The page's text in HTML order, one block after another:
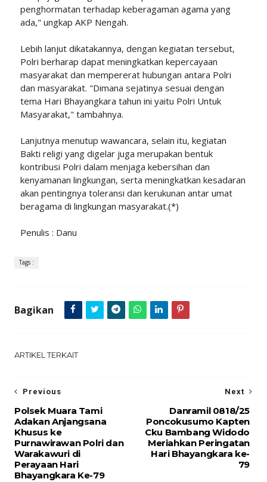
penghormatan terhadap keberagaman agama yang
ada," ungkap AKP Nengah.
‎Lebih lanjut dikatakannya, dengan kegiatan tersebut,
Polri berharap dapat meningkatkan kepercayaan
masyarakat dan mempererat hubungan antara Polri
dan masyarakat. "Dimana sejatinya sesuai dengan
tema Hari Bhayangkara tahun ini yaitu Polri Untuk
Masyarakat," tambahnya.
‎Lanjutnya menutup wawancara, selain itu, kegiatan
Bakti religi yang digelar juga merupakan bentuk
kontribusi Polri dalam menjaga kebersihan dan
kenyamanan lingkungan, serta meningkatkan kesadaran
akan pentingnya toleransi dan kerukunan antar umat
beragama di lingkungan masyarakat.(*)
‎Penulis : Danu
Tags :
Bagikan
ARTIKEL TERKAIT
Next
Danramil 0818/25
Poncokusumo Kapten
Cku Bambang Widodo
Meriahkan Peringatan
Hari Bhayangkara ke-
79
Previous
Polsek Muara Tami
Adakan Anjangsana
Khusus ke
Purnawirawan Polri dan
Warakawuri di
Perayaan Hari
Bhayangkara Ke-79